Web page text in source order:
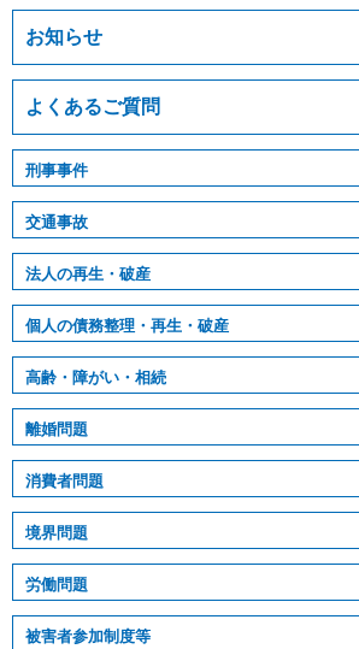
お知らせ
よくあるご質問
刑事事件
交通事故
法人の再生・破産
個人の債務整理・再生・破産
高齢・障がい・相続
離婚問題
消費者問題
境界問題
労働問題
被害者参加制度等